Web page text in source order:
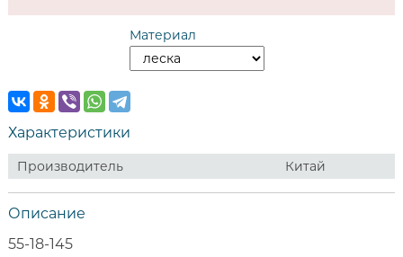
Материал
Характеристики
Производитель Китай
Описание
55-18-145